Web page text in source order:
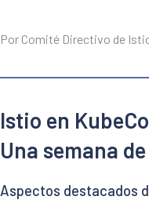
Por Comité Directivo de
Istio en
Una semana
Aspectos destacados